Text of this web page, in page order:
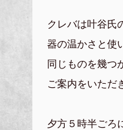
クレバは叶谷氏
器の温かさと使
同じものを幾つ
ご案内をいただ
夕方５時半ごろ